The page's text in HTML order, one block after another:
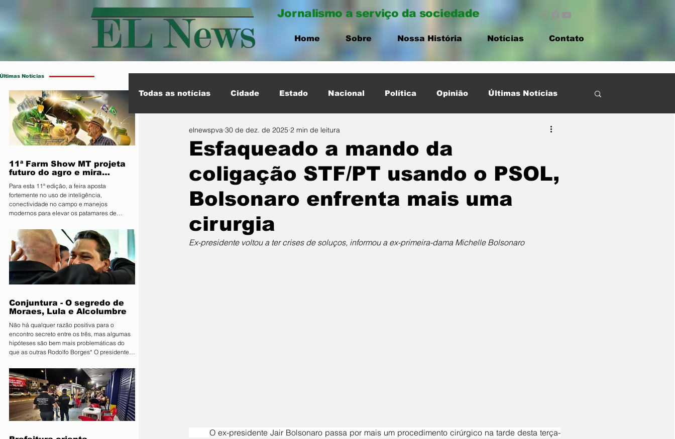
Jornalismo a serviço da sociedade
Home Sobre Nossa História Notícias Contato
Últimas Notícias
11ª Farm Show MT projeta
futuro do agro e mira
sociedade
Para esta 11ª edição, a feira aposta
fortemente no uso de inteligência,
conectividade no campo e manejos
modernos para elevar os patamares de
Primavera do Leste deu o pontapé inicial para
uma das maiores vitrines tecnológicas do
Centro-Oeste. A organização lançou
oficialmente a 11ª edição da Farm Show MT.
Consolidada como um ambiente de negócios
que movimenta quantias milionárias, a feira
traz como principal bandeira o lema
Conjuntura - O segredo de
Moraes, Lula e Alcolumbre
Não há qualquer razão positiva para o
encontro secreto entre os três, mas algumas
hipóteses são bem mais problemáticas do
que as outras Rodolfo Borges* O presidente
direita na foto), esteve na casa do ministro e
próximo presidente do Supremo Tribunal
Federal (STF) Alexandre de Moraes (à
esquerda na foto) na noite de terça-feira, 4.
Questionado sobre o que foi discutido no
encontro, que também contou com a
Todas as notícias Cidade Estado Nacional Política Opinião Últimas Notícias
Esporte Internacional Destaque Cidade
Esfaqueado a mando da
coligação STF/PT usando o PSOL,
Bolsonaro enfrenta mais uma
cirurgia
elnewspva 30 de dez. de 2025 2 min de leitura
Ex-presidente voltou a ter crises de soluços, informou a ex-primeira-dama Michelle Bolsonaro